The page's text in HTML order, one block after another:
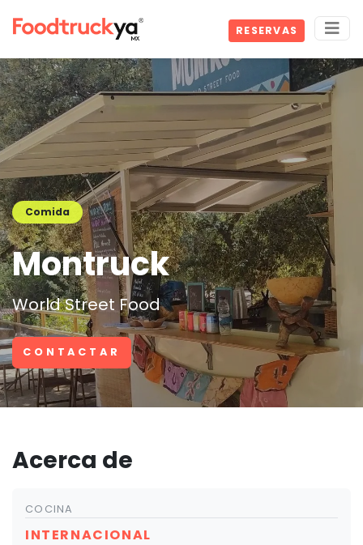
RESERVAS
Comida
Montruck
World Street Food
CONTACTAR
Acerca de
COCINA
INTERNACIONAL